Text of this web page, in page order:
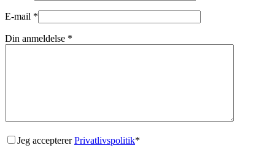
E-mail *
Din anmeldelse *
Jeg acceptererPrivatlivspolitik*